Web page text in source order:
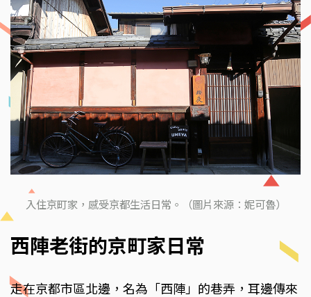
入住京町家，感受京都生活日常。（圖片來源：妮可魯）
西陣老街的京町家日常
走在京都市區北邊，名為「西陣」的巷弄，耳邊傳來